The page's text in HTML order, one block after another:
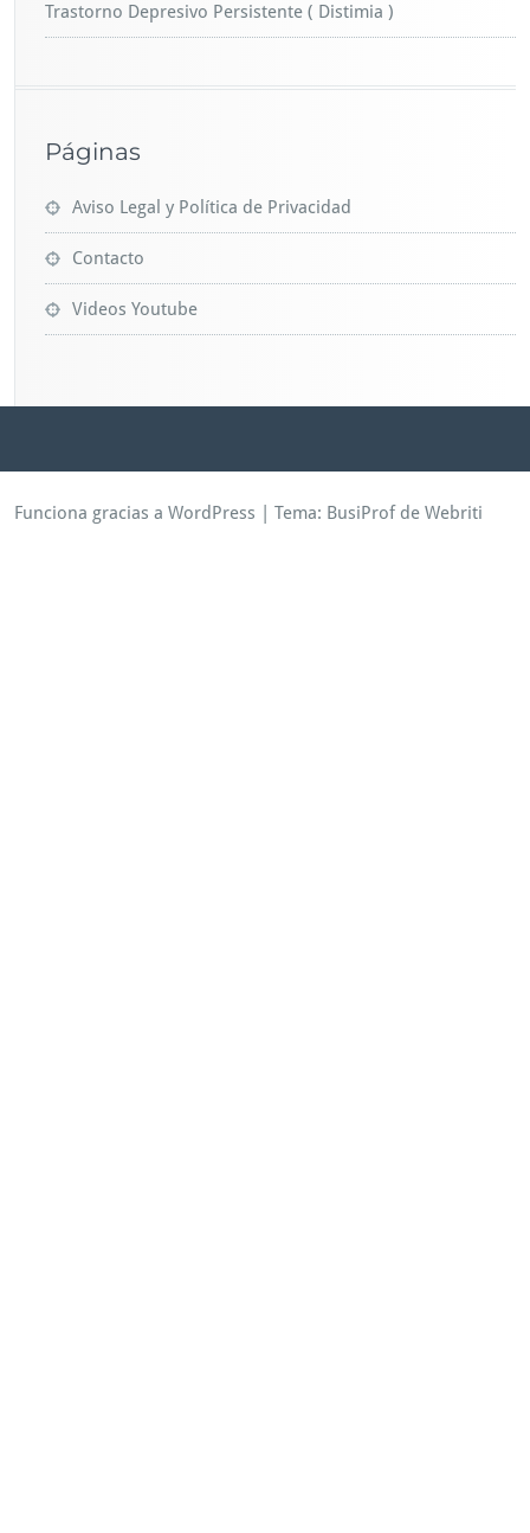
Trastorno Depresivo Persistente ( Distimia )
Páginas
Aviso Legal y Política de Privacidad
Contacto
Videos Youtube
Funciona gracias a WordPress | Tema: BusiProf de Webriti